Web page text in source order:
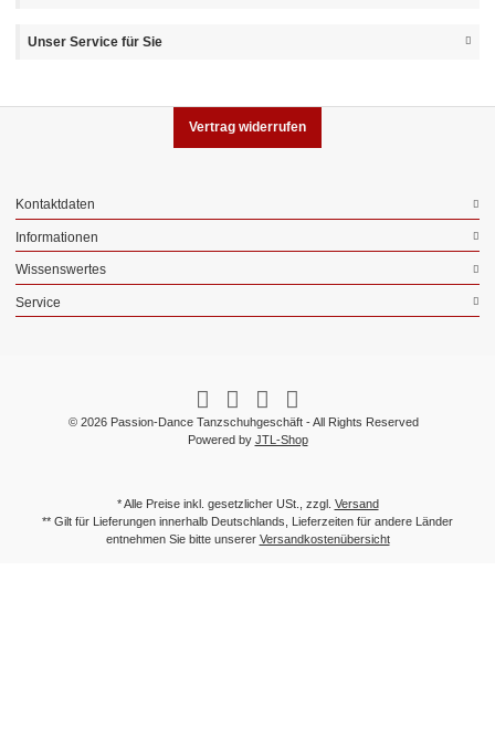
Unser Service für Sie
Vertrag widerrufen
Kontaktdaten
Informationen
Wissenswertes
Service
© 2026 Passion-Dance Tanzschuhgeschäft - All Rights Reserved
Powered by JTL-Shop
* Alle Preise inkl. gesetzlicher USt., zzgl. Versand
** Gilt für Lieferungen innerhalb Deutschlands, Lieferzeiten für andere Länder
entnehmen Sie bitte unserer Versandkostenübersicht